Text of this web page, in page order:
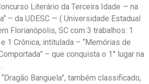
Literário da Terceira Idade — na
– da UDESC — ( Universidade Estadual
Florianópolis, SC com 3 trabalhos: 1
1 Crônica, intitulada – “Memórias de
– que conquista o 1° lugar na
Banguela”, também classificado,